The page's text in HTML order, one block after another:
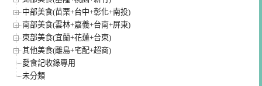
中部美食(苗栗+台中+彰化+南投)
南部美食(雲林+嘉義+台南+屏東)
東部美食(宜蘭+花蓮+台東)
其他美食(離島+宅配+超商)
愛食記收錄專用
未分類